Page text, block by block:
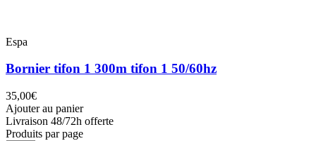
Espa
Bornier tifon 1 300m tifon 1 50/60hz
35,00€
Ajouter au panier
Livraison 48/72h offerte
Produits par page